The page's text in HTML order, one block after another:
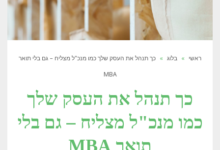
ראשי » בלוג » כך תנהל את העסק שלך כמו מנכ"ל מצליח – גם בלי תואר
MBA
כך תנהל את העסק שלך
כמו מנכ"ל מצליח – גם בלי
תואר MBA